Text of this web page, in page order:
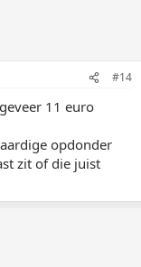
#14
11 euro
opdonder
zit of die juist